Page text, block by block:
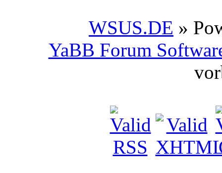
WSUS.DE »
YaBB Forum